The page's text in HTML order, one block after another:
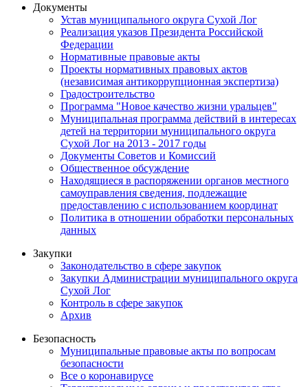
Документы
Устав муниципального округа Сухой Лог
Реализация указов Президента Российской
Федерации
Нормативные правовые акты
Проекты нормативных правовых актов
(независимая антикоррупционная экспертиза)
Градостроительство
Программа "Новое качество жизни уральцев"
Муниципальная программа действий в интересах
детей на территории муниципального округа
Сухой Лог на 2013 - 2017 годы
Документы Советов и Комиссий
Общественное обсуждение
Находящиеся в распоряжении органов местного
самоуправления сведения, подлежащие
предоставлению с использованием координат
Политика в отношении обработки персональных
данных
Закупки
Законодательство в сфере закупок
Закупки Администрации муниципального округа
Сухой Лог
Контроль в сфере закупок
Архив
Безопасность
Муниципальные правовые акты по вопросам
безопасности
Все о коронавирусе